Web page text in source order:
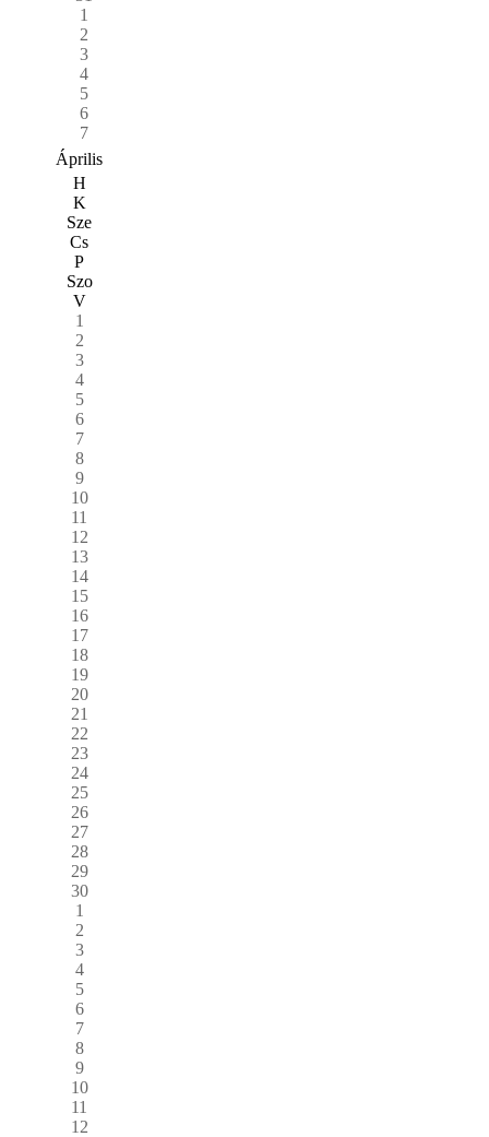
1
2
3
4
5
6
7
Április
H
K
Sze
Cs
P
Szo
V
1
2
3
4
5
6
7
8
9
10
11
12
13
14
15
16
17
18
19
20
21
22
23
24
25
26
27
28
29
30
1
2
3
4
5
6
7
8
9
10
11
12